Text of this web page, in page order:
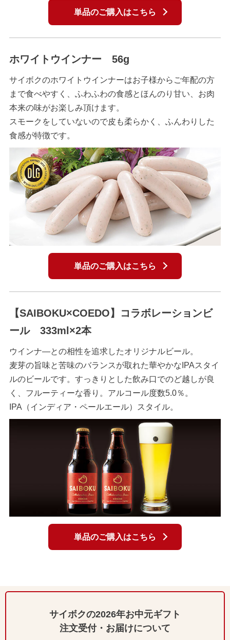
単品のご購入はこちら
ホワイトウインナー 56g
サイボクのホワイトウインナーはお子様からご年配の方
まで食べやすく、ふわふわの食感とほんのり甘い、お肉
本来の味がお楽しみ頂けます。
スモークをしていないので皮も柔らかく、ふんわりした
食感が特徴です。
単品のご購入はこちら
【SAIBOKU×COEDO】コラボレーションビ
ール 333ml×2本
ウインナ―との相性を追求したオリジナルビール。
麦芽の旨味と苦味のバランスが取れた華やかなIPAスタイ
ルのビールです。すっきりとした飲み口でのど越しが良
く、フルーティーな香り。アルコール度数5.0％。
IPA（インディア・ペールエール）スタイル。
単品のご購入はこちら
サイボクの2026年お中元ギフト
注文受付・お届けについて